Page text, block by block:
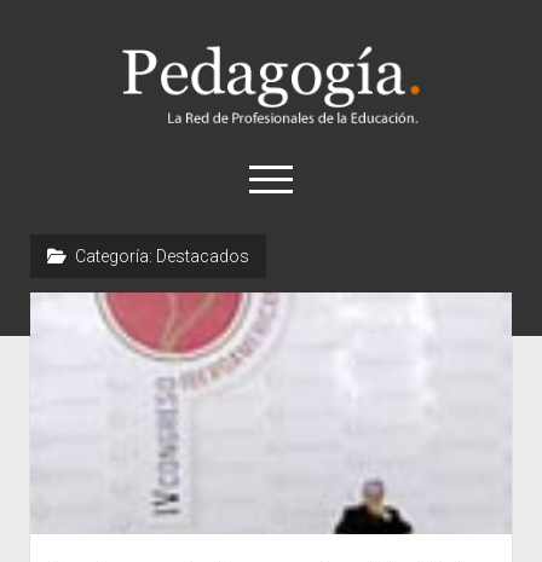
Pedagogía
abrir
el
Historia
Concepto
General
Categoría: Destacados